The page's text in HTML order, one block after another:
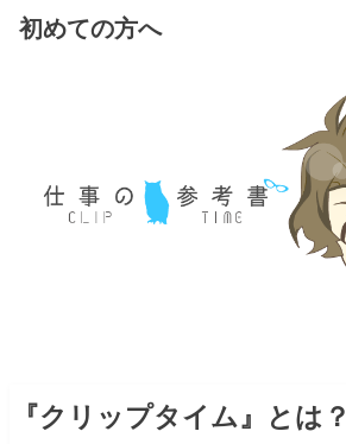
初めての方へ
『クリップタイム』とは？